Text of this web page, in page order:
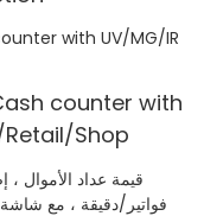
counter with
Shop